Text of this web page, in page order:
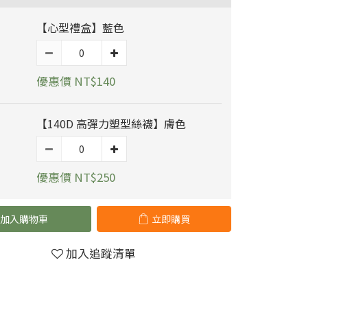
【心型禮盒】藍色
優惠價 NT$140
【140D 高彈力塑型絲襪】膚色
優惠價 NT$250
加入購物車 立即購買
加入追蹤清單